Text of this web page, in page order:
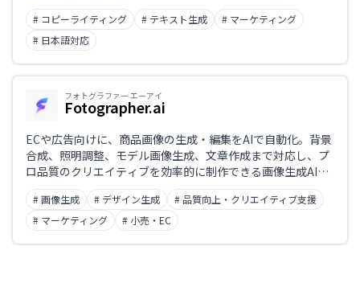
# コピーライティング # テキスト生成
# マーケティング
# 日本語対応
フォトグラファー エーアイ
Fotographer.ai
ECや広告向けに、商品画像の生成・編集をAIで自動化。背景
合成、照明調整、モデル画像生成、文章作成まで対応し、プ
ロ品質のクリエイティブを効率的に制作できる画像生成AIツ
ール。
# 画像生成 # デザイン生成
# 品質向上・クリエイティブ支援
# マーケティング
# 小売・EC